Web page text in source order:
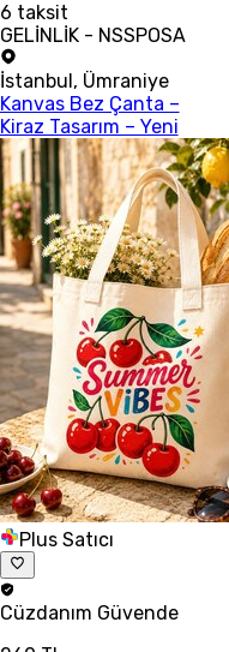
6 taksit
GELİNLİK - NSSPOSA
İstanbul , Ümraniye
Kanvas Bez Çanta –
Kiraz Tasarım – Yeni
Plus Satıcı
Cüzdanım Güvende